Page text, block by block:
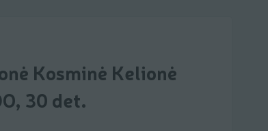
Kosminė Kelionė
30 det.